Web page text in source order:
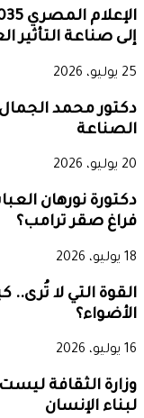
إلى صناعة التأثير
25 يوليو، 2026
دكتور محمد
الصناعة
20 يوليو، 2026
دكتورة نورهان
فراغ صقر ترامب؟
18 يوليو، 2026
القوة التي لا
الأضواء؟
16 يوليو، 2026
وزارة الثقافة
لبناء الإنسان